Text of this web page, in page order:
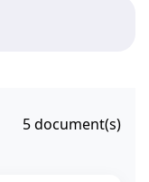
5document(s)